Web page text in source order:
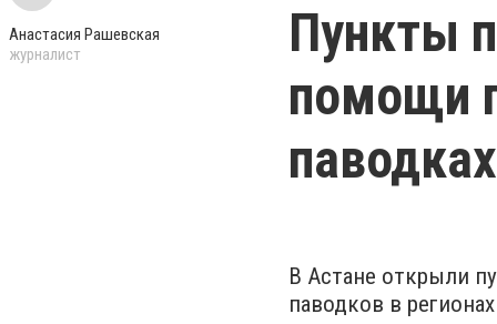
Анастасия Рашевская
журналист
Пункты
помощи
В Астане открыли
паводков в